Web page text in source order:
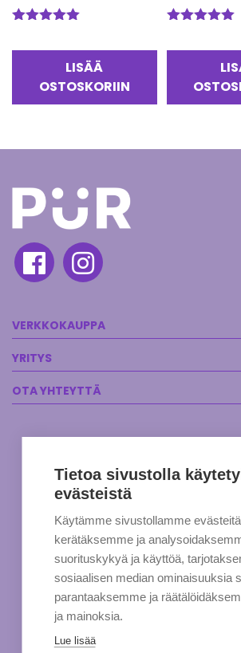
LISÄÄ
OSTOSKORIIN
VERKKOKAUPPA
YRITYS
OTA YHTEYTTÄ
Tietoa sivustolla
evästeistä
Käytämme sivustollamme evästeitä
kerätäksemme ja
suorituskykyä ja käyttöä,
sosiaalisen median ominaisuuksia
parantaaksemme ja
ja mainoksia.
Lue lisää